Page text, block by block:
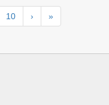
10 › »